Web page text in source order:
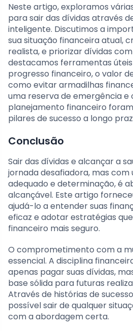
Neste artigo, exploramos
para sair das dívidas através
inteligente. Discutimos a
sua situação financeira atual,
realista, e priorizar dívidas
destacamos ferramentas
progresso financeiro, o valor
como evitar armadilhas
uma reserva de emergência e
planejamento financeiro
pilares de sucesso a longo
Conclusão
Sair das dívidas e alcançar a
jornada desafiadora, mas
adequado e determinação, é
alcançável. Este artigo
ajudá-lo a entender suas
eficaz e adotar estratégias
financeiro mais seguro.
O comprometimento com a
essencial. A disciplina
apenas pagar suas dívidas,
base sólida para futuras
Através de histórias de
possível sair de qualquer
com a abordagem certa.